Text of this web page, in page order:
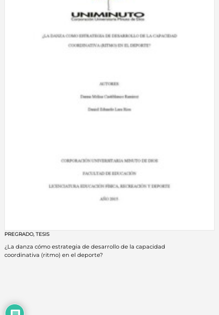
PREGRADO, TESIS
¿La danza cómo estrategia de desarrollo de la capacidad
coordinativa (ritmo) en el deporte?